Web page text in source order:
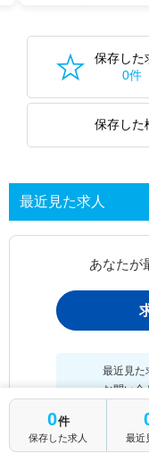
保存した
0件
保存した
最近見た求人
あなたが
最近見た
お問い合
0件
保存した求人 最近